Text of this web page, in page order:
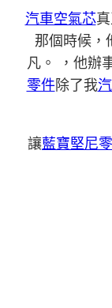
汽車空氣芯
那個時候，
凡。 ，他辦
零件除了我
讓藍寶堅尼